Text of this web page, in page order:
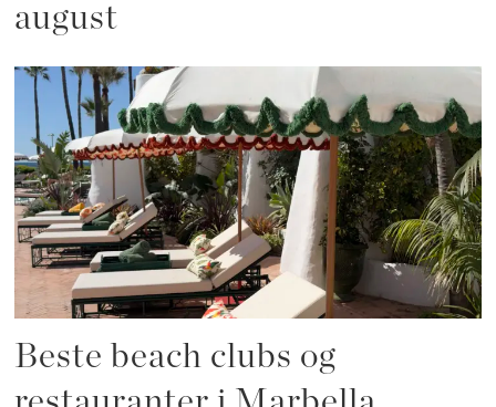
august
Beste beach clubs og